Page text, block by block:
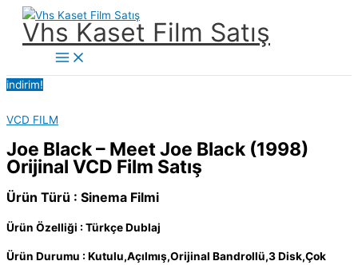
İçeriğe
Vhs Kaset Film Satış
Main
Menu
indirim!
VCD FILM
Joe Black – Meet Joe Black (1998)
Orijinal VCD Film Satış
Ürün Türü : Sinema Filmi
Ürün Özelliği : Türkçe Dublaj
Ürün Durumu : Kutulu,Açılmış,Orijinal Bandrollü,3 Disk,Çok